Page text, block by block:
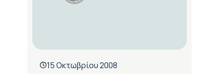
15 Οκτωβρίου 2008